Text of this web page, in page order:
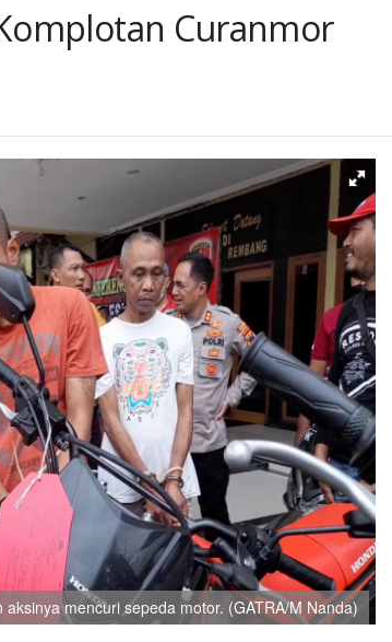
Curanmor
mencuri sepeda motor. (GATRA/M Nanda)